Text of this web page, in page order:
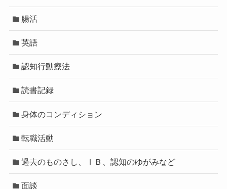
腸活
英語
認知行動療法
読書記録
身体のコンディション
転職活動
過去のものさし、ＩＢ、認知のゆがみなど
面談